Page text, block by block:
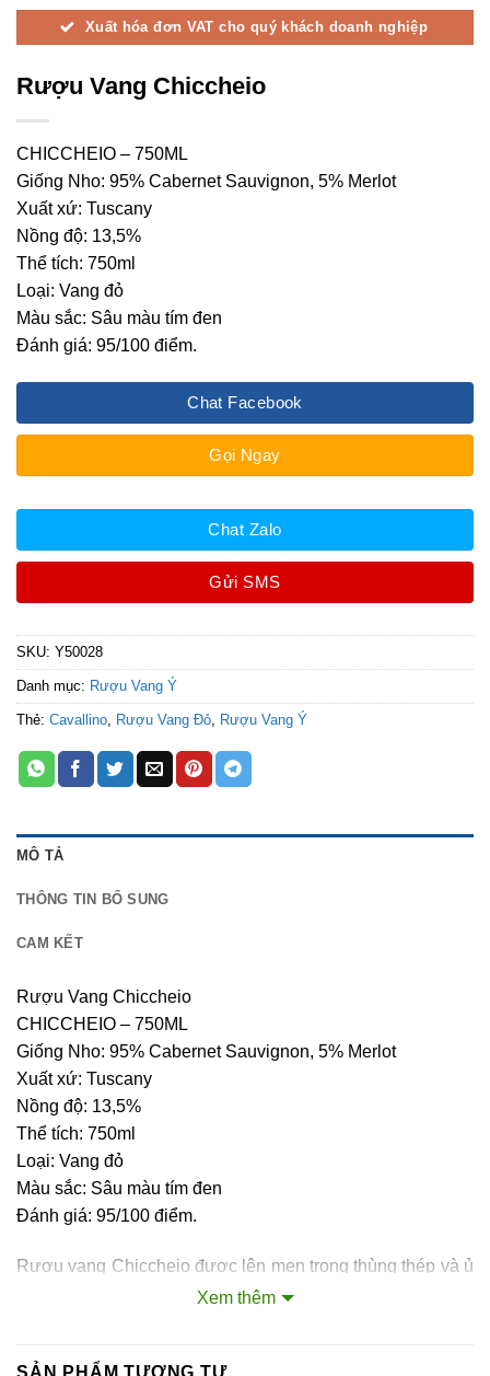
Xuất hóa đơn VAT cho quý khách doanh nghiệp
Rượu Vang Chiccheio
CHICCHEIO – 750ML
Giống Nho: 95% Cabernet Sauvignon, 5% Merlot
Xuất xứ: Tuscany
Nồng độ: 13,5%
Thể tích: 750ml
Loại: Vang đỏ
Màu sắc: Sâu màu tím đen
Đánh giá: 95/100 điểm.
Chat Facebook
Gọi Ngay
Chat Zalo
Gửi SMS
SKU: Y50028
Danh mục: Rượu Vang Ý
Thẻ: Cavallino, Rượu Vang Đỏ, Rượu Vang Ý
MÔ TẢ
THÔNG TIN BỔ SUNG
CAM KẾT
Rượu Vang Chiccheio
CHICCHEIO – 750ML
Giống Nho: 95% Cabernet Sauvignon, 5% Merlot
Xuất xứ: Tuscany
Nồng độ: 13,5%
Thể tích: 750ml
Loại: Vang đỏ
Màu sắc: Sâu màu tím đen
Đánh giá: 95/100 điểm.
Rượu vang Chiccheio được lên men trong thùng thép và ủ
trong oak barriques trong 12 tháng và được tinh chế thời
Xem thêm
SẢN PHẨM TƯƠNG TỰ